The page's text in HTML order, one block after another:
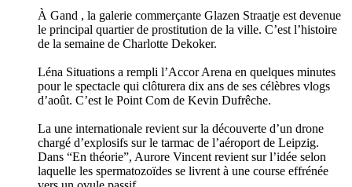
À Gand , la galerie commerçante Glazen Straatje est devenue
le principal quartier de prostitution de la ville. C’est l’histoire
de la semaine de Charlotte Dekoker.
Léna Situations a rempli l’Accor Arena en quelques minutes
pour le spectacle qui clôturera dix ans de ses célèbres vlogs
d’août. C’est le Point Com de Kevin Dufrêche.
La une internationale revient sur la découverte d’un drone
chargé d’explosifs sur le tarmac de l’aéroport de Leipzig.
Dans “En théorie”, Aurore Vincent revient sur l’idée selon
laquelle les spermatozoïdes se livrent à une course effrénée